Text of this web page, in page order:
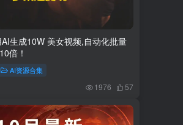
生成10W 美女视频,自动化批量
倍！
AI资源合集
1976 57